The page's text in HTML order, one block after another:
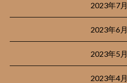
2023年7月
2023年6月
2023年5月
2023年4月